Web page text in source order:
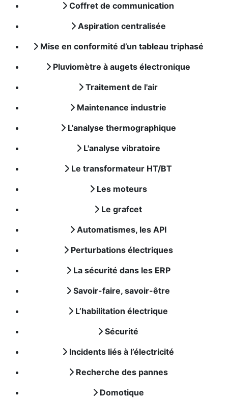
Coffret de communication
Aspiration centralisée
Mise en conformité d’un tableau triphasé
Pluviomètre à augets électronique
Traitement de l'air
Maintenance industrie
L'analyse thermographique
L'analyse vibratoire
Le transformateur HT/BT
Les moteurs
Le grafcet
Automatismes, les API
Perturbations électriques
La sécurité dans les ERP
Savoir-faire, savoir-être
L’habilitation électrique
Sécurité
Incidents liés à l’électricité
Recherche des pannes
Domotique